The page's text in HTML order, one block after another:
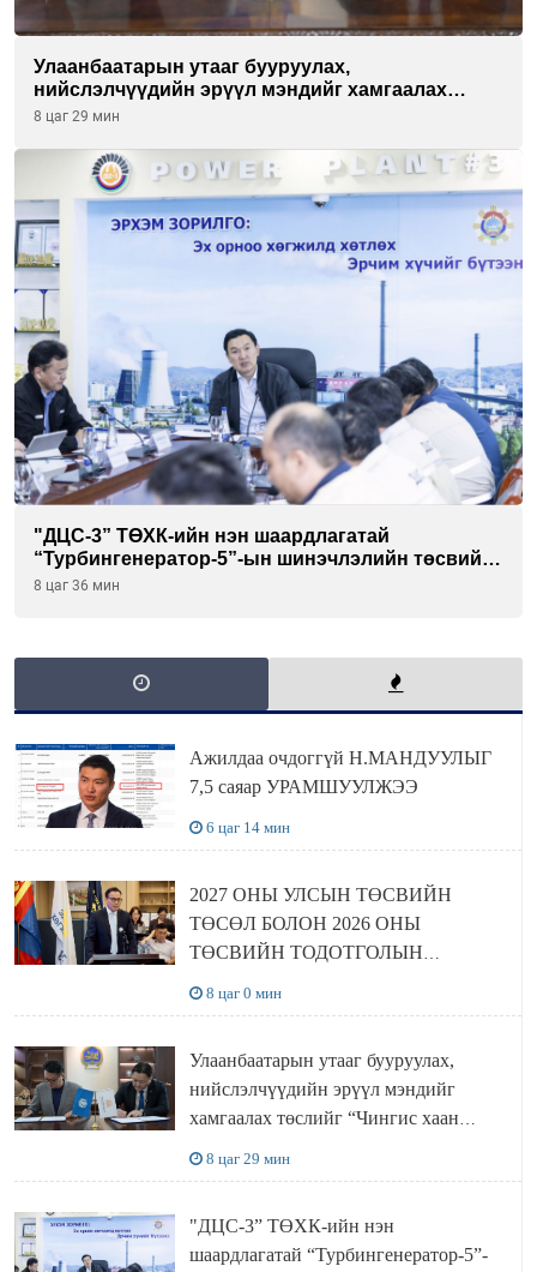
Улаанбаатарын утааг бууруулах,
нийслэлчүүдийн эрүүл мэндийг хамгаалах
төслийг “Чингис хаан баялгийн сан нэгдэл” ХХК-
8 цаг 29 мин
"ДЦС-3” ТӨХК-ийн нэн шаардлагатай
“Турбингенератор-5”-ын шинэчлэлийн төсвийг
шийдвэрлэхээр болов
8 цаг 36 мин
Ажилдаа очдоггүй Н.МАНДУУЛЫГ
7,5 саяар УРАМШУУЛЖЭЭ
6 цаг 14 мин
2027 ОНЫ УЛСЫН ТӨСВИЙН
ТӨСӨЛ БОЛОН 2026 ОНЫ
ТӨСВИЙН ТОДОТГОЛЫН
8 цаг 0 мин
Улаанбаатарын утааг бууруулах,
нийслэлчүүдийн эрүүл мэндийг
хамгаалах төслийг “Чингис хаан
8 цаг 29 мин
"ДЦС-3” ТӨХК-ийн нэн
шаардлагатай “Турбингенератор-5”-